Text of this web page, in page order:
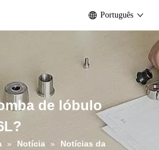
Português
de lóbulo
» Notícia »
Notícias da